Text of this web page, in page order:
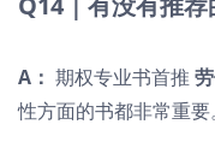
A： 期权专业书首推
性方面的书都非常重要。